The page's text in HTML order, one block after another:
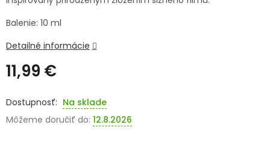
SENIORI
ZNAČKY
Prihlásenie
11,99 €
cena:
Na sklade
Môžeme doručiť do: 12.8.2026
Balenie: 10 ml
Detailné informácie